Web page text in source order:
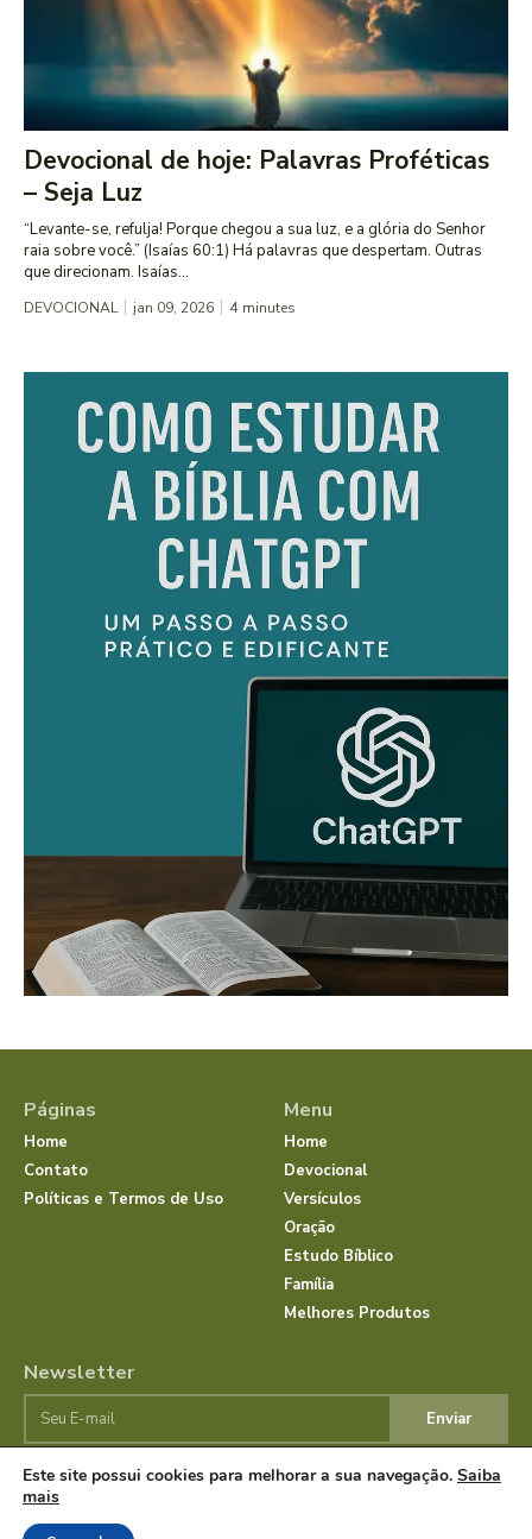
Devocional de hoje: Palavras Proféticas
– Seja Luz
“Levante-se, refulja! Porque chegou a sua luz, e a glória do Senhor
raia sobre você.” (Isaías 60:1) Há palavras que despertam. Outras
que direcionam. Isaías...
DEVOCIONAL jan 09, 2026 4 minutes
Páginas
Home
Contato
Políticas e Termos de Uso
Menu
Home
Devocional
Versículos
Oração
Estudo Bíblico
Família
Melhores Produtos
Newsletter
Enviar
© Dias com Jesus 2025 | Todos os direitos reservados.
Este site possui cookies para melhorar a sua navegação. Saiba
mais